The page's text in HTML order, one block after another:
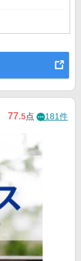
77.5点 181件